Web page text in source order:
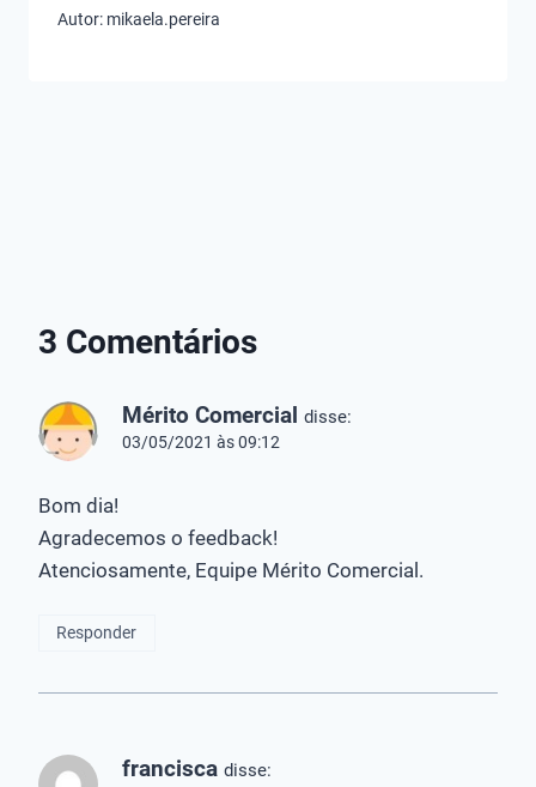
Autor: mikaela.pereira
Marcas!
3 Comentários
Mérito Comercial disse:
03/05/2021 às 09:12
Bom dia!
Agradecemos o feedback!
Atenciosamente, Equipe Mérito Comercial.
Responder
francisca disse: